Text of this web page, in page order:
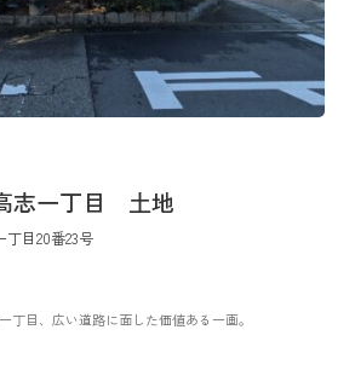
志一丁目 土地
目20番23号
丁目、広い道路に面した価値ある一画。